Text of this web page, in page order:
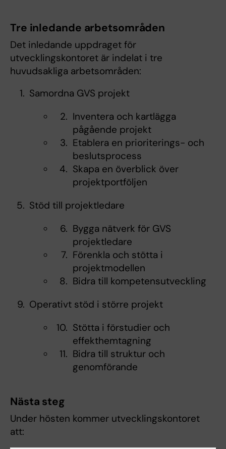
Tre inledande arbetsområden
Det inledande uppdraget för
utvecklingskontoret är indelat i tre
huvudsakliga arbetsområden:
Samordna GVS projekt
Inventera och kartlägga
pågående projekt
Etablera en prioriterings- och
beslutsprocess
Skapa en överblick över
projektportföljen
Stöd till projektledare
Bygga nätverk för GVS
projektledare
Förenkla och stötta i
projektmodellen
Bidra till kompetensutveckling
Operativt stöd i större projekt
Stötta i förstudier och
effekthemtagning
Bidra till struktur och
genomförande
Nästa steg
Under hösten kommer utvecklingskontoret
att: